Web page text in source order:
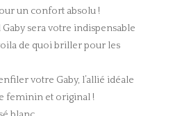
un confort absolu !
Gaby sera votre indispensable
de quoi briller pour les
votre Gaby, l’allié idéale
feminin et original !